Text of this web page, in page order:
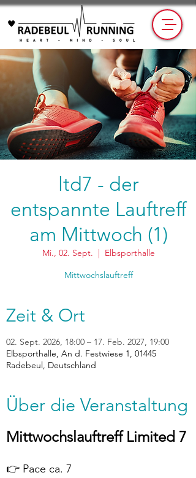
ltd7 - der
entspannte Lauftreff
am Mittwoch (1)
Mi., 02. Sept.
  |
Elbsporthalle
Mittwochslauftreff
Zeit & Ort
02. Sept. 2026, 18:00 – 17. Feb. 2027, 19:00
Elbsporthalle, An d. Festwiese 1, 01445
Radebeul, Deutschland
Über die Veranstaltung
Mittwochslauftreff Limited 7
👉 Pace ca. 7